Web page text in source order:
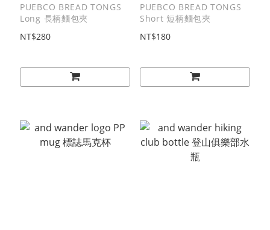
PUEBCO BREAD TONGS
Long 長柄麵包夾
NT$280
PUEBCO BREAD TONGS
Short 短柄麵包夾
NT$180